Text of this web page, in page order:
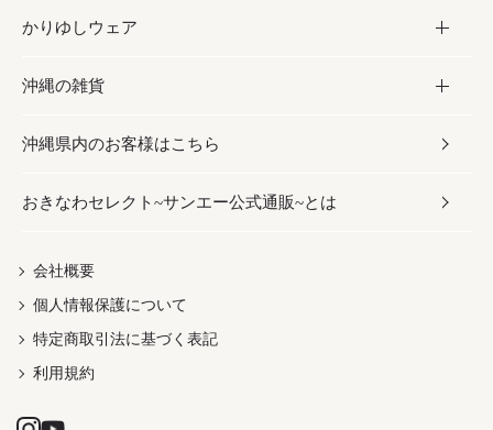
レトルト食品
乾物／粉類
お酢／ドレッシング
しょうゆ
みそ
だし／スパイス／島唐辛子
ちんすこう
伝統菓子
スナック
おつまみ
紅芋
泡盛
ビール・チューハイ
ワイン・ウィスキー・カクテル
ドリンク
茶葉
コスメ
スキンケア
ボディケア
ヘアケア
UVケア
かりゆしウェア
かりゆしウェア
メンズ
レディース
沖縄の雑貨
雑貨
沖縄ファッション
伝統工芸品
沖縄県内のお客様はこちら
おきなわセレクト~サンエー公式通販~とは
会社概要
個人情報保護について
特定商取引法に基づく表記
利用規約